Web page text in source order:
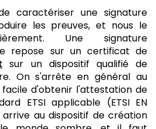
caractériser une signature
les preuves, et nous le
Une signature
repose sur un certificat de
sur un dispositif qualifié de
On s'arrête en général au
d'obtenir l'attestation de
ETSI applicable (ETSI EN
arrive au dispositif de création